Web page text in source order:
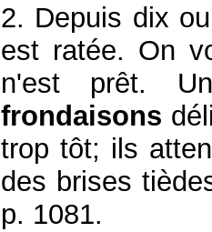
2. Depuis dix
est ratée. On
n'est prêt.
frondaisons
trop tôt; ils
des brises
p. 1081.